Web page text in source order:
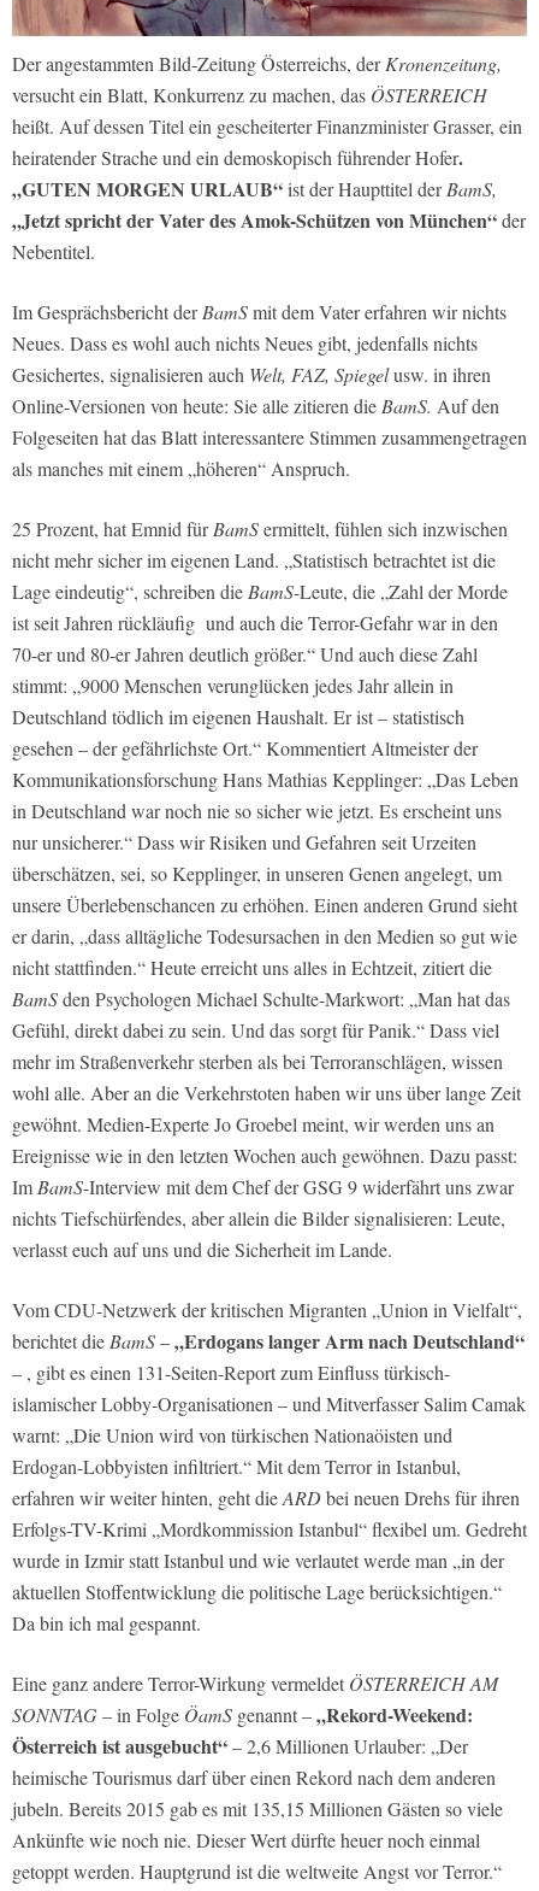
Der angestammten Bild-Zeitung Österreichs, derKronenzeitung,
versucht ein Blatt, Konkurrenz zu machen, das ÖSTERREICH
heißt. Auf dessen Titel ein gescheiterter Finanzminister Grasser, ein
heiratender Strache und ein demoskopisch führender Hofer.
„GUTEN MORGEN URLAUB“ist der Haupttitel derBamS,
„Jetzt spricht der Vater des Amok-Schützen von München“der
Nebentitel.
Im Gesprächsbericht derBamSmit dem Vater erfahren wir nichts
Neues. Dass es wohl auch nichts Neues gibt, jedenfalls nichts
Gesichertes, signalisieren auch Welt, FAZ, Spiegelusw. in ihren
Online-Versionen von heute: Sie alle zitieren dieBamS. Auf den
Folgeseiten hat das Blatt interessantere Stimmen zusammengetragen
als manches mit einem „höheren“ Anspruch.
25 Prozent, hat Emnid fürBamSermittelt, fühlen sich inzwischen
nicht mehr sicher im eigenen Land. „Statistisch betrachtet ist die
Lage eindeutig“, schreiben dieBamS-Leute, die „Zahl der Morde
ist seit Jahren rückläufig und auch die Terror-Gefahr war in den
70-er und 80-er Jahren deutlich größer.“ Und auch diese Zahl
stimmt: „9000 Menschen verunglücken jedes Jahr allein in
Deutschland tödlich im eigenen Haushalt. Er ist – statistisch
gesehen – der gefährlichste Ort.“ Kommentiert Altmeister der
Kommunikationsforschung Hans Mathias Kepplinger: „Das Leben
in Deutschland war noch nie so sicher wie jetzt. Es erscheint uns
nur unsicherer.“ Dass wir Risiken und Gefahren seit Urzeiten
überschätzen, sei, so Kepplinger, in unseren Genen angelegt, um
unsere Überlebenschancen zu erhöhen. Einen anderen Grund sieht
er darin, „dass alltägliche Todesursachen in den Medien so gut wie
nicht stattfinden.“ Heute erreicht uns alles in Echtzeit, zitiert die
BamSden Psychologen Michael Schulte-Markwort: „Man hat das
Gefühl, direkt dabei zu sein. Und das sorgt für Panik.“ Dass viel
mehr im Straßenverkehr sterben als bei Terroranschlägen, wissen
wohl alle. Aber an die Verkehrstoten haben wir uns über lange Zeit
gewöhnt. Medien-Experte Jo Groebel meint, wir werden uns an
Ereignisse wie in den letzten Wochen auch gewöhnen. Dazu passt:
ImBamS-Interview mit dem Chef der GSG 9 widerfährt uns zwar
nichts Tiefschürfendes, aber allein die Bilder signalisieren: Leute,
verlasst euch auf uns und die Sicherheit im Lande.
Vom CDU-Netzwerk der kritischen Migranten „Union in Vielfalt“,
berichtet dieBamS–„Erdogans langer Arm nach Deutschland“
– , gibt es einen 131-Seiten-Report zum Einfluss türkisch-
islamischer Lobby-Organisationen – und Mitverfasser Salim Camak
warnt: „Die Union wird von türkischen Nationaöisten und
Erdogan-Lobbyisten infiltriert.“ Mit dem Terror in Istanbul,
erfahren wir weiter hinten, geht dieARDbei neuen Drehs für ihren
Erfolgs-TV-Krimi „Mordkommission Istanbul“ flexibel um. Gedreht
wurde in Izmir statt Istanbul und wie verlautet werde man „in der
aktuellen Stoffentwicklung die politische Lage berücksichtigen.“
Da bin ich mal gespannt.
Eine ganz andere Terror-Wirkung vermeldet ÖSTERREICH AM
SONNTAG– in Folge ÖamS genannt –„Rekord-Weekend:
Österreich ist ausgebucht“– 2,6 Millionen Urlauber: „Der
heimische Tourismus darf über einen Rekord nach dem anderen
jubeln. Bereits 2015 gab es mit 135,15 Millionen Gästen so viele
Ankünfte wie noch nie. Dieser Wert dürfte heuer noch einmal
getoppt werden. Hauptgrund ist die weltweite Angst vor Terror.“